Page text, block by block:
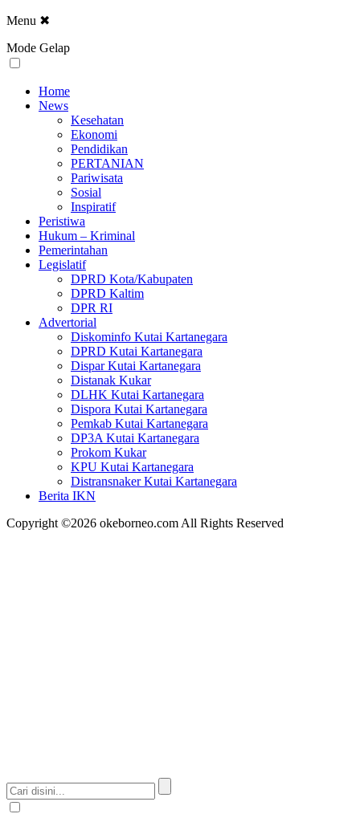
Menu ✖
Mode Gelap
Home
News
Kesehatan
Ekonomi
Pendidikan
PERTANIAN
Pariwisata
Sosial
Inspiratif
Peristiwa
Hukum – Kriminal
Pemerintahan
Legislatif
DPRD Kota/Kabupaten
DPRD Kaltim
DPR RI
Advertorial
Diskominfo Kutai Kartanegara
DPRD Kutai Kartanegara
Dispar Kutai Kartanegara
Distanak Kukar
DLHK Kutai Kartanegara
Dispora Kutai Kartanegara
Pemkab Kutai Kartanegara
DP3A Kutai Kartanegara
Prokom Kukar
KPU Kutai Kartanegara
Distransnaker Kutai Kartanegara
Berita IKN
Copyright ©2026 okeborneo.com All Rights Reserved